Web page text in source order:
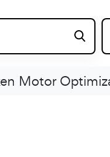
Motor